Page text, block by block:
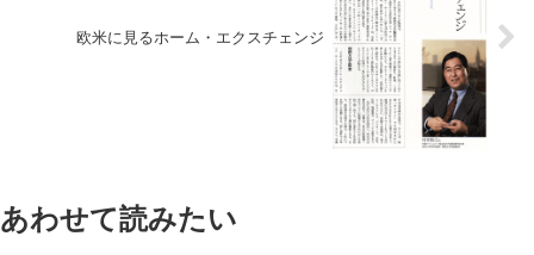
欧米に見るホーム・エクスチェンジ
あわせて読みたい